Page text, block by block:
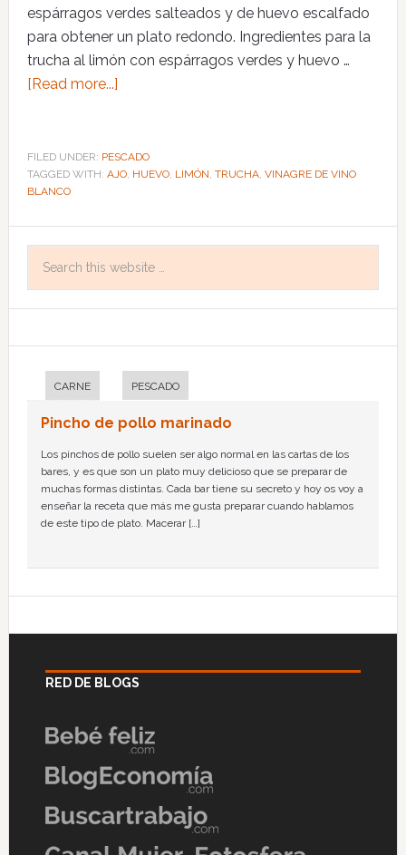
espárragos verdes salteados y de huevo escalfado
para obtener un plato redondo. Ingredientes para la
trucha al limón con espárragos verdes y huevo …
[Read more...]
FILED UNDER: PESCADO
TAGGED WITH: AJO, HUEVO, LIMÓN, TRUCHA, VINAGRE DE VINO
BLANCO
CARNE PESCADO
Pincho de pollo marinado
Los pinchos de pollo suelen ser algo normal en las cartas de los
bares, y es que son un plato muy delicioso que se preparar de
muchas formas distintas. Cada bar tiene su secreto y hoy os voy a
enseñar la receta que más me gusta preparar cuando hablamos
de este tipo de plato. Macerar […]
RED DE BLOGS